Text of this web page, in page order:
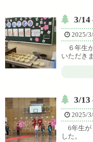
3/14
2025/
６年生
いただき
3/13
2025/
6年生が
した。